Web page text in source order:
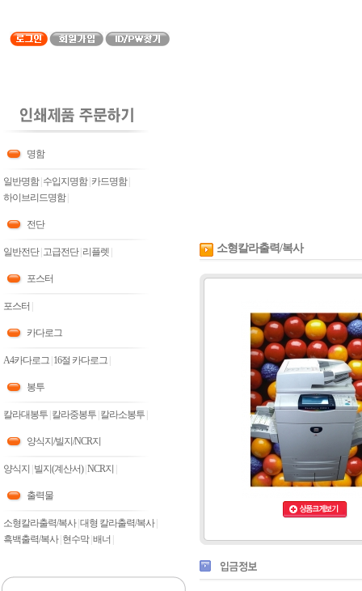
명함
일반명함| 수입지명함| 카드명함|
하이브리드명함|
전단
일반전단| 고급전단| 리플렛
포스터
포스터
카다로그
A4카다로그 16절 카다로그
봉투
칼라대봉투 칼라중봉투 칼라소봉투
양식지/빌지/NCR지
양식지 빌지(계산서)| NCR지
출력물
소형칼라출력/복사| 대형 칼라출력/복사|
흑백출력/복사| 현수막| 배너
소형칼라출력/복사